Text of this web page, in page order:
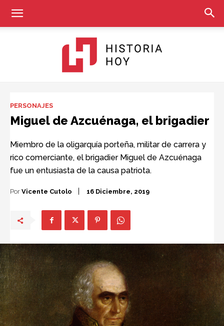
Hoy
PERSONAJES
Miguel de Azcuénaga, el brigadier
Miembro de la oligarquía porteña, militar de carrera y
rico comerciante, el brigadier Miguel de Azcuénaga
fue un entusiasta de la causa patriota.
Por Vicente Cutolo 16 Diciembre, 2019